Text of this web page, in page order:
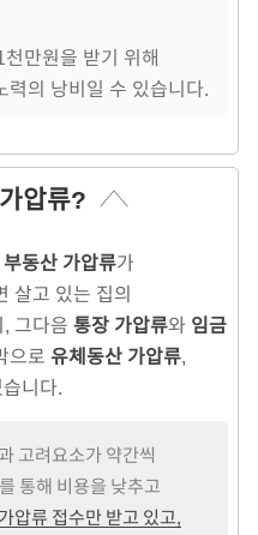
만원을 받기 위해
의 낭비일 수 있습니다.
압류?
부동산 가압류가
살고 있는 집의
그다음 통장 가압류와 임금
으로 유체동산 가압류,
니다.
고려요소가 약간씩
통해 비용을 낮추고
압류 접수만 받고 있고,